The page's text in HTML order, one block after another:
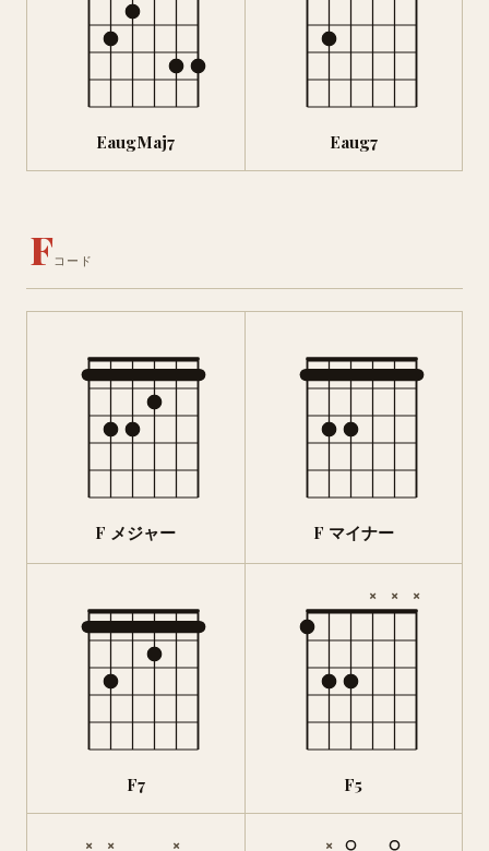
EaugMaj7 Eaug7
Fコード
F メジャー F マイナー
F7
× × ×
F5
× × × ×